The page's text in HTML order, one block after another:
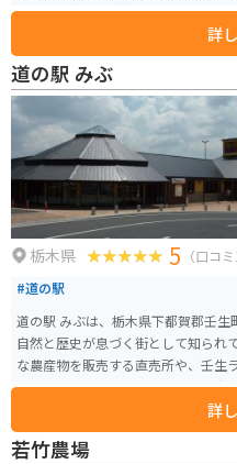
別な外乗企画や流鏑馬の体験もあり
格の馬たちとの触れ合いは心を癒してくれます。 乗馬自体
はじめに簡単な乗馬のレクチャーを
うな形で乗馬を体験できます。バイ
いるためか、それほど苦労すること
一同にはオススメのスポットです。
詳
道の駅 みぶ
栃木県 5 （口コミ
#道の駅
道の駅 みぶは、栃木県下都賀郡壬
自然と歴史が息づく街として知られています。 道の駅 みぶに
な農産物を販売する直売所や、壬生
レストランがあります。また、壬生
り、観光の拠点としても便利です。 バイクで訪れる場合、道の駅 みぶには広
い駐車場が完備されているので安心
わんぱく公園など、観光スポットも
詳
若竹農場